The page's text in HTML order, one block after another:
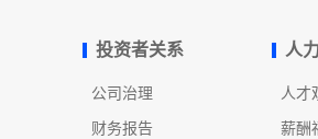
投资者关系
公司治理
财务报告
人
人才
薪酬